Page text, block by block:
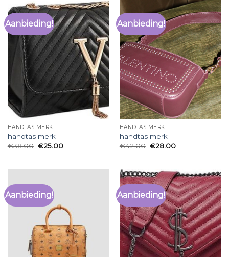
Aanbieding!
HANDTAS MERK
handtas merk
€38.00 €25.00
Aanbieding!
HANDTAS MERK
handtas merk
€42.00 €28.00
Aanbieding! Aanbieding!